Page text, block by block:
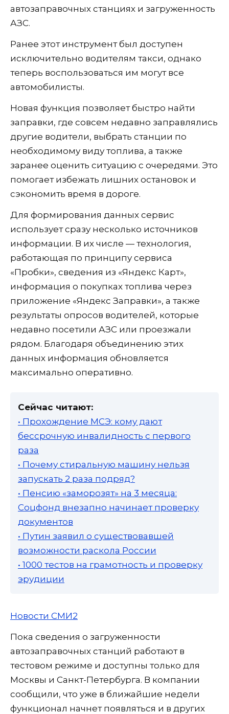
автозаправочных станциях и загруженность
АЗС.
Ранее этот инструмент был доступен
исключительно водителям такси, однако
теперь воспользоваться им могут все
автомобилисты.
Новая функция позволяет быстро найти
заправки, где совсем недавно заправлялись
другие водители, выбрать станции по
необходимому виду топлива, а также
заранее оценить ситуацию с очередями. Это
помогает избежать лишних остановок и
сэкономить время в дороге.
Для формирования данных сервис
использует сразу несколько источников
информации. В их числе — технология,
работающая по принципу сервиса
«Пробки», сведения из «Яндекс Карт»,
информация о покупках топлива через
приложение «Яндекс Заправки», а также
результаты опросов водителей, которые
недавно посетили АЗС или проезжали
рядом. Благодаря объединению этих
данных информация обновляется
максимально оперативно.
Сейчас читают:
• Прохождение МСЭ: кому дают
бессрочную инвалидность с первого
раза
• Почему стиральную машину нельзя
запускать 2 раза подряд?
• Пенсию «заморозят» на 3 месяца:
Соцфонд внезапно начинает проверку
документов
• Путин заявил о существовавшей
возможности раскола России
• 1000 тестов на грамотность и проверку
эрудиции
Новости СМИ2
Пока сведения о загруженности
автозаправочных станций работают в
тестовом режиме и доступны только для
Москвы и Санкт-Петербурга. В компании
сообщили, что уже в ближайшие недели
функционал начнет появляться и в других